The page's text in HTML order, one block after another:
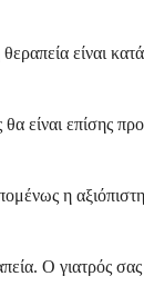
είναι
είναι επίσης
η
Ο γιατρός σας